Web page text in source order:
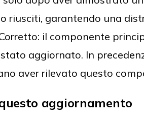
riusciti, garantendo una
il componente
aggiornato. In
aver rilevato questo
aggiornamento